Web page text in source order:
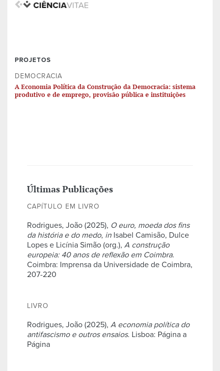
PROJETOS
DEMOCRACIA
A Economia Política da Construção da Democracia: sistema
produtivo e de emprego, provisão pública e instituições
Últimas Publicações
CAPÍTULO EM LIVRO
Rodrigues, João (2025), O euro, moeda dos fins
da história e do medo, in Isabel Camisão, Dulce
Lopes e Licínia Simão (org.), A construção
europeia: 40 anos de reflexão em Coimbra.
Coimbra: Imprensa da Universidade de Coimbra,
207-220
LIVRO
Rodrigues, João (2025), A economia política do
antifascismo e outros ensaios. Lisboa: Página a
Página